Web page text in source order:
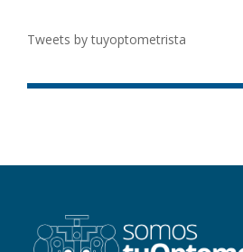
Tweets by tuyoptometrista